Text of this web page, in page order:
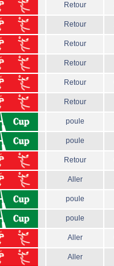
Retour
Retour
Retour
Retour
Retour
Retour
poule
poule
Retour
Aller
poule
poule
Aller
Aller